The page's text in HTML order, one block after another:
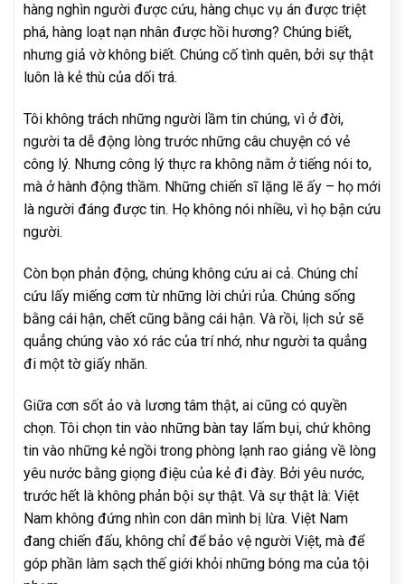
hàng nghìn người được cứu, hàng chục vụ án được triệt
phá, hàng loạt nạn nhân được hồi hương? Chúng biết,
nhưng giả vờ không biết. Chúng cố tình quên, bởi sự thật
luôn là kẻ thù của dối trá.
Tôi không trách những người lầm tin chúng, vì ở đời,
người ta dễ động lòng trước những câu chuyện có vẻ
công lý. Nhưng công lý thực ra không nằm ở tiếng nói to,
mà ở hành động thầm. Những chiến sĩ lặng lẽ ấy – họ mới
là người đáng được tin. Họ không nói nhiều, vì họ bận cứu
người.
Còn bọn phản động, chúng không cứu ai cả. Chúng chỉ
cứu lấy miếng cơm từ những lời chửi rủa. Chúng sống
bằng cái hận, chết cũng bằng cái hận. Và rồi, lịch sử sẽ
quẳng chúng vào xó rác của trí nhớ, như người ta quẳng
đi một tờ giấy nhăn.
Giữa cơn sốt ảo và lương tâm thật, ai cũng có quyền
chọn. Tôi chọn tin vào những bàn tay lấm bụi, chứ không
tin vào những kẻ ngồi trong phòng lạnh rao giảng về lòng
yêu nước bằng giọng điệu của kẻ đi đày. Bởi yêu nước,
trước hết là không phản bội sự thật. Và sự thật là: Việt
Nam không đứng nhìn con dân mình bị lừa. Việt Nam
đang chiến đấu, không chỉ để bảo vệ người Việt, mà để
góp phần làm sạch thế giới khỏi những bóng ma của tội